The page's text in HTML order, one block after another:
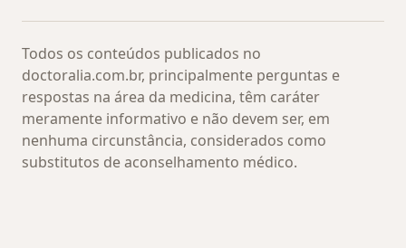
Todos os conteúdos publicados no
doctoralia.com.br, principalmente perguntas e
respostas na área da medicina, têm caráter
meramente informativo e não devem ser, em
nenhuma circunstância, considerados como
substitutos de aconselhamento médico.